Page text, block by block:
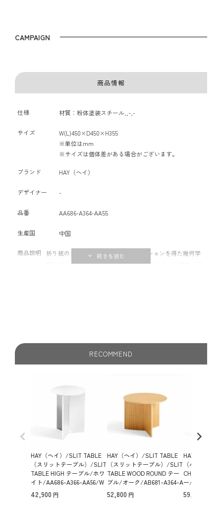
CAMPAIGN
商品情報
仕様 材質：粉体塗装スチール,,-,-
サイズ
W(L)450×D450×H355
※単位はmm
※サイズは個体差がある場合がございます。
ブランド HAY（ヘイ）
デザイナー -
品番 AA686-A364-AA55
生産国 中国
商品説明
折り紙のテクニックからインスピレーションを得た幾何学
的なスチール製サイドテーブル。 スリムなベースはテーブ
RECOMMEND
HAY（ヘイ）/SLIT TABLE
（スリットテーブル）/SLIT
TABLE HIGH テーブル/ホワ
イト/AA686-A366-AA56/W
hite 【納期】約3～4週間
（メーカー欠品時を除く）
42,900
HAY（ヘイ）/SLIT TABLE
（スリットテーブル）/SLIT
TABLE WOOD ROUND テー
ブル/オーク/AB681-A364-A
I01/Colour&Finish:Lacquere
doak【納期】約3～4週間
52,800
HAY（ヘイ）
（パリサー
CHAIR チェ
ー/AA606-
【納期】約3
カー欠品時を
59,400